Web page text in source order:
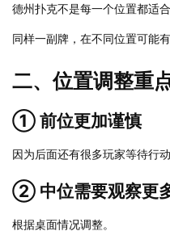
德州扑克不是每一个位置都适
同样一副牌，在不同位置可能有
二、位置调整重
① 前位更加谨慎
因为后面还有很多玩家等待行动
② 中位需要观察更
根据桌面情况调整。